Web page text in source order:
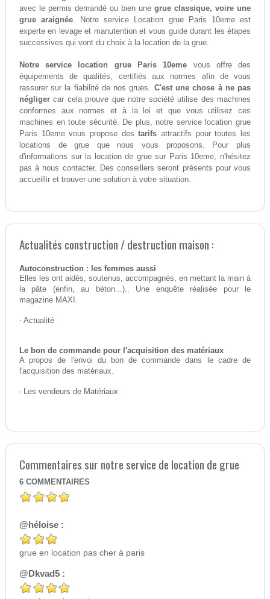
avec le permis demandé ou bien unegrue classique, voire une
grue araignée. Notre service Location grue Paris 10eme est
experte en levage et manutention et vous guide durant les étapes
successives qui vont du choix à la location de la grue.
Notre service location grue Paris 10eme vous offre des
équipements de qualités, certifiés aux normes afin de vous
rassurer sur la fiabilité de nos grues. C'est une chose à ne pas
négligercar cela prouve que notre société utilise des machines
conformes aux normes et à la loi et que vous utilisez ces
machines en toute sécurité. De plus, notre service location grue
Paris 10eme vous propose destarifs attractifs pour toutes les
locations de grue que nous vous proposons. Pour plus
d'informations sur la location de grue sur Paris 10eme, n'hésitez
pas à nous contacter. Des conseillers seront présents pour vous
accueillir et trouver une solution à votre situation.
Actualités construction / destruction maison :
Autoconstruction : les femmes aussi
Elles les ont aidés, soutenus, accompagnés, en mettant la main à
la pâte (enfin, au béton...).. Une enquête réalisée pour le
magazine MAXI.
- Actualité
Le bon de commande pour l'acquisition des matériaux
A propos de l'envoi du bon de commande dans le cadre de
l'acquisition des matériaux.
- Les vendeurs de Matériaux
Commentaires sur notre service de location de grue
6 COMMENTAIRES
@héloise :
grue en location pas cher à paris
@Dkvad5 :